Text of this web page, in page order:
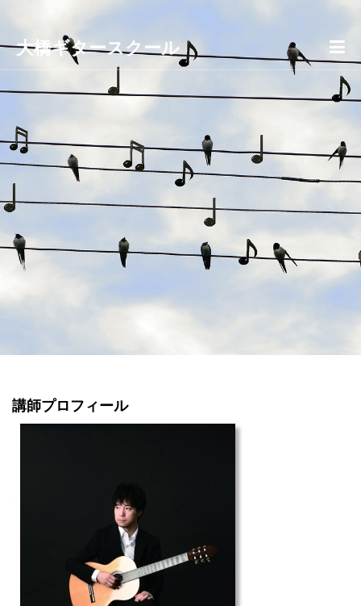
大橋ギタースクール
講師プロフィール